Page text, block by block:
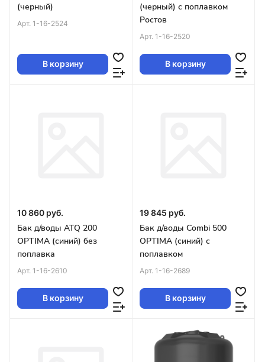
(черный)
Арт. 1-16-2524
В корзину
(черный) с поплавком
Ростов
Арт. 1-16-2520
В корзину
10 860 руб.
Бак д/воды ATQ 200
OPTIMA (синий) без
поплавка
Арт. 1-16-2610
В корзину
19 845 руб.
Бак д/воды Combi 500
OPTIMA (синий) с
поплавком
Арт. 1-16-2689
В корзину